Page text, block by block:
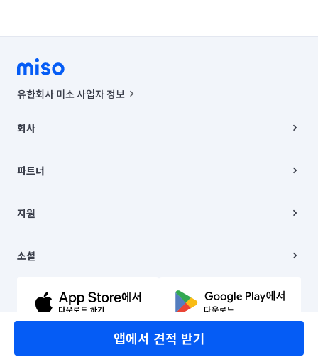
앱에서 견적 받기
유한회사 미소 사업자 정보
00019 |
주소 | 본사: 서울특별시 종로구 율곡로 6(중학동, 트윈트리빌딩) B동 5층
컨택센터 : 서울특별시 종로구 수송동 율곡로 24, 7층, 8층 미소
상품, 상품정보, 거래에 관한 의무와 책임은 거래당사자에게 있습니다.
언론 보도 관련 문의:
© 유한회사 미소. Miso, Inc. All Rights Reserved.
회사
채용
파트너
이사
지원
이용약관
문의하기
소셜
유튜브